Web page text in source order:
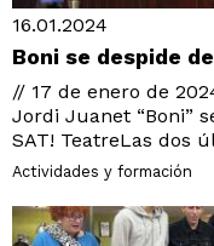
16.01.2024
Boni se despide
// 17 de enero de
Jordi Juanet “Boni”
SAT! TeatreLas dos
Actividades y formación